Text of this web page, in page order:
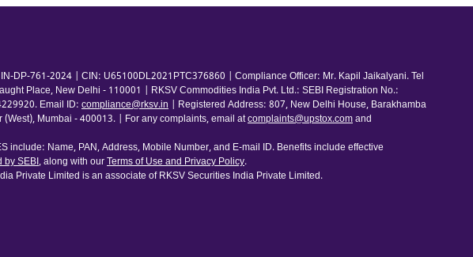
DP-761-2024 | CIN: U65100DL2021PTC376860 | Compliance Officer: Mr. Kapil Jaikalyani. Tel
Place, New Delhi - 110001 | RKSV Commodities India Pvt. Ltd.: SEBI Registration No.:
Email ID: compliance@rksv.in
| Registered Address: 807, New Delhi House, Barakhamba
Mumbai - 400013. | For any complaints, email atcomplaints@upstox.comand
Name, PAN, Address, Mobile Number, and E-mail ID. Benefits include effective
by SEBI, along with ourTerms of Use and Privacy Policy.
Private Limited is an associate of RKSV Securities India Private Limited.